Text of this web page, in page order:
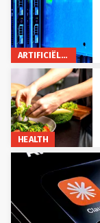
ARTIFICIËLE INTELLIGENTIE
HEALTH